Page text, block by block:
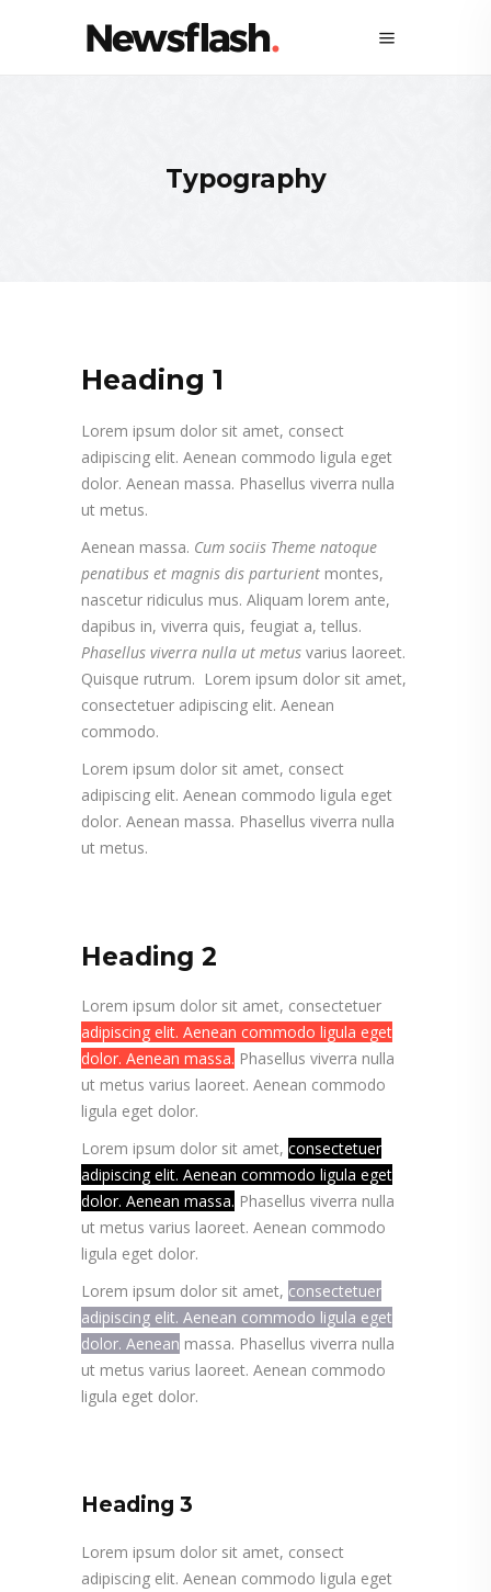
Typography
Heading 1
Lorem ipsum dolor sit amet, consect
adipiscing elit. Aenean commodo ligula eget
dolor. Aenean massa. Phasellus viverra nulla
ut metus.
Aenean massa. Cum sociis Theme natoque
penatibus et magnis dis parturient montes,
nascetur ridiculus mus. Aliquam lorem ante,
dapibus in, viverra quis, feugiat a, tellus.
Phasellus viverra nulla ut metus varius laoreet.
Quisque rutrum. Lorem ipsum dolor sit amet,
consectetuer adipiscing elit. Aenean
commodo.
Lorem ipsum dolor sit amet, consect
adipiscing elit. Aenean commodo ligula eget
dolor. Aenean massa. Phasellus viverra nulla
ut metus.
Heading 2
Lorem ipsum dolor sit amet, consectetuer
adipiscing elit. Aenean commodo ligula eget
dolor. Aenean massa. Phasellus viverra nulla
ut metus varius laoreet. Aenean commodo
ligula eget dolor.
Lorem ipsum dolor sit amet, consectetuer
adipiscing elit. Aenean commodo ligula eget
dolor. Aenean massa. Phasellus viverra nulla
ut metus varius laoreet. Aenean commodo
ligula eget dolor.
Lorem ipsum dolor sit amet, consectetuer
adipiscing elit. Aenean commodo ligula eget
dolor. Aenean massa. Phasellus viverra nulla
ut metus varius laoreet. Aenean commodo
ligula eget dolor.
Heading 3
Lorem ipsum dolor sit amet, consect
adipiscing elit. Aenean commodo ligula eget